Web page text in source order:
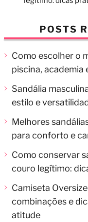
POSTS
Como escolher o
piscina,
Sandália
estilo e
Melhores
para conforto e
Como conservar
couro legítimo:
Camiseta
combinações e
atitude